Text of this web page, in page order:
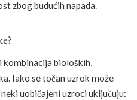
zbog budućih napada.
kombinacija bioloških,
Iako se točan uzrok može
uobičajeni uzroci uključuju: